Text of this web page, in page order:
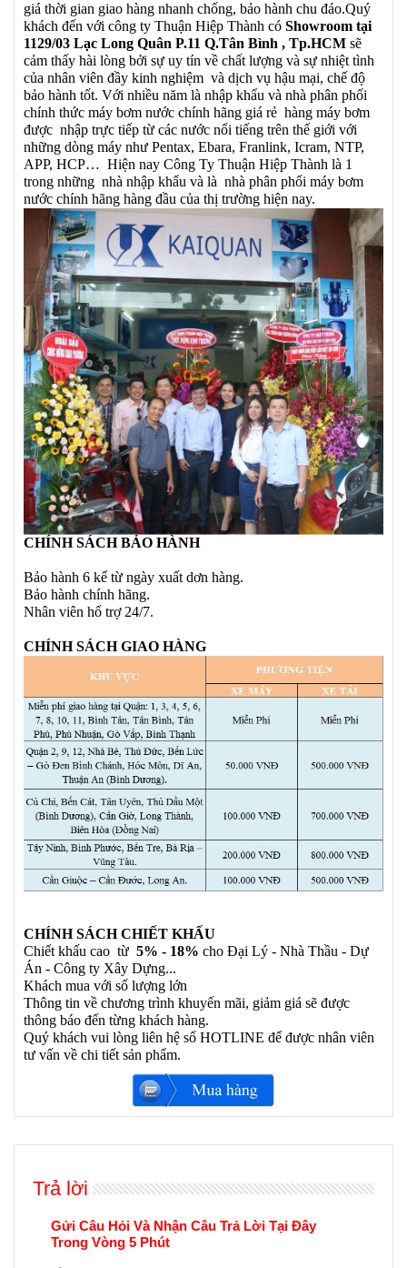
giá thời gian giao hàng nhanh chống, bảo hành chu đáo.Quý
khách đến với công ty Thuận Hiệp Thành có Showroom tại
1129/03 Lạc Long Quân P.11 Q.Tân Bình , Tp.HCM sẽ
cảm thấy hài lòng bởi sự uy tín về chất lượng và sự nhiệt tình
của nhân viên đầy kinh nghiệm và dịch vụ hậu mại, chế độ
bảo hành tốt. Với nhiều năm là nhập khẩu và nhà phân phối
chính thức máy bơm nước chính hãng giá rẻ hàng máy bơm
được nhập trực tiếp từ các nước nổi tiếng trên thế giới với
những dòng máy như Pentax, Ebara, Franlink, Icram, NTP,
APP, HCP… Hiện nay Công Ty Thuận Hiệp Thành là 1
trong những nhà nhập khẩu và là nhà phân phối máy bơm
nước chính hãng hàng đầu của thị trường hiện nay.
CHÍNH SÁCH BẢO HÀNH
Bảo hành 6 kể từ ngày xuất dơn hàng.
Bảo hành chính hãng.
Nhân viên hổ trợ 24/7.
CHÍNH SÁCH GIAO HÀNG
CHÍNH SÁCH CHIẾT KHẤU
Chiết khấu cao từ 5% - 18% cho Đại Lý - Nhà Thầu - Dự
Án - Công ty Xây Dựng...
Khách mua với số lượng lớn
Thông tin về chương trình khuyến mãi, giảm giá sẽ được
thông báo đến từng khách hàng.
Quý khách vui lòng liên hệ số HOTLINE để được nhân viên
tư vấn về chi tiết sản phẩm.
Trả lời
Gửi Câu Hỏi Và Nhận Câu Trả Lời Tại Đây
Trong Vòng 5 Phút